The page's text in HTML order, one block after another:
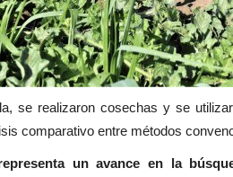
se realizaron cosechas y se
comparativo entre métodos
un avance en la